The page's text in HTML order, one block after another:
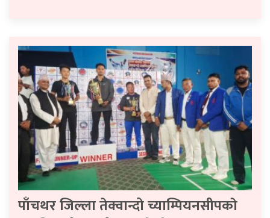
पाँचथर जिल्ला तेक्वान्दो च्याम्पियनसीपकाे